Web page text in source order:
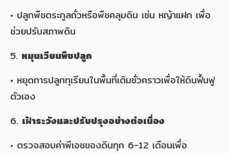
• ปลูกพืชตระกูลถั่วหรือพืชคลุมดิน เช่น หญ้าแฝก เพื่อ
ช่วยปรับสภาพดิน
5. หมุนเวียนพืชปลูก
• หยุดการปลูกทุเรียนในพื้นที่เดิมชั่วคราวเพื่อให้ดินฟื้นฟู
ตัวเอง
6. เฝ้าระวังและปรับปรุงอย่างต่อเนื่อง
• ตรวจสอบค่าพีเอชของดินทุก 6-12 เดือนเพื่อ